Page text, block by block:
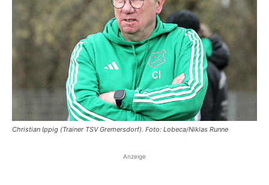
Christian Ippig (Trainer TSV Gremersdorf). Foto: Lobeca/Niklas Runne
Anzeige